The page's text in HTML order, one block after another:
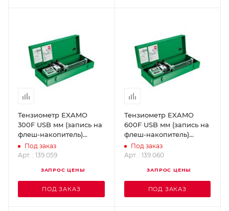
Тензиометр EXAMO
300F USB мм (запись на
флеш-накопитель)
LEISTER 139.059
Под заказ
Арт. : 139.059
ЗАПРОС ЦЕНЫ
ПОД ЗАКАЗ
Тензиометр EXAMO
600F USB мм (запись на
флеш-накопитель)
LEISTER 139.060
Под заказ
Арт. : 139.060
ЗАПРОС ЦЕНЫ
ПОД ЗАКАЗ